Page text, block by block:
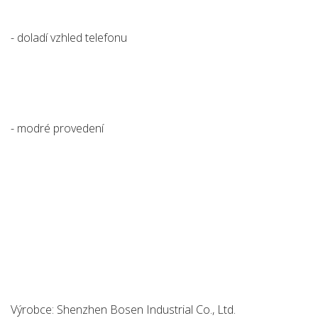
- doladí vzhled telefonu
- modré provedení
Výrobce: Shenzhen Bosen Industrial Co., Ltd.